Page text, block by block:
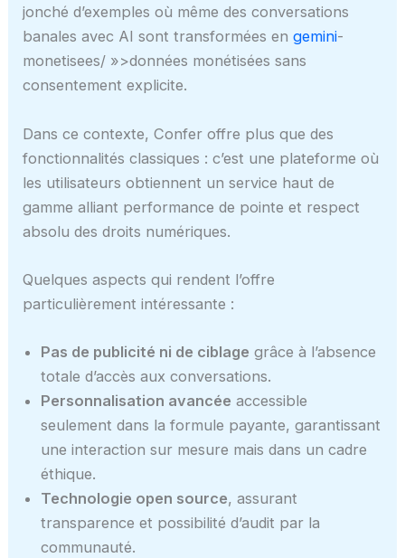
jonché d’exemples où même des conversations
banales avec AI sont transformées engemini-
monetisees/ »>données monétisées sans
consentement explicite.
Dans ce contexte, Confer offre plus que des
fonctionnalités classiques : c’est une plateforme où
les utilisateurs obtiennent un service haut de
gamme alliant performance de pointe et respect
absolu des droits numériques.
Quelques aspects qui rendent l’offre
particulièrement intéressante :
Pas de publicité ni de ciblage grâce à l’absence
totale d’accès aux conversations.
Personnalisation avancée accessible
seulement dans la formule payante, garantissant
une interaction sur mesure mais dans un cadre
éthique.
Technologie open source, assurant
transparence et possibilité d’audit par la
communauté.